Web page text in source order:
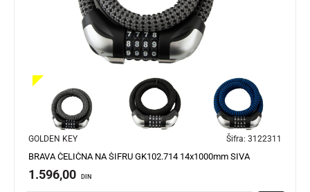
GOLDEN KEY Šifra: 3122311
BRAVA ČELIČNA NA ŠIFRU GK102.714 14x1000mm SIVA
1.596,00 DIN